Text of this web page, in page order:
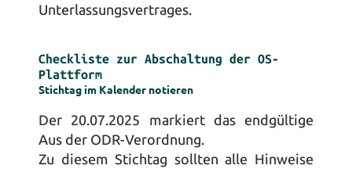
Unterlassungsvertrages.
Checkliste zur Abschaltung der OS-
Plattform
Stichtag im Kalender notieren
Der 20.07.2025 markiert das endgültige
Aus der ODR-Verordnung.
Zu diesem Stichtag sollten alle Hinweise